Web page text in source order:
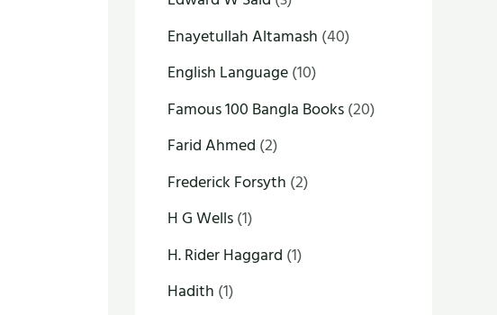
Enayetullah Altamash (40)
English Language(10)
Famous 100 Bangla Books(20)
Farid Ahmed (2)
Frederick Forsyth (2)
H G Wells(1)
H. Rider Haggard (1)
Hadith (1)